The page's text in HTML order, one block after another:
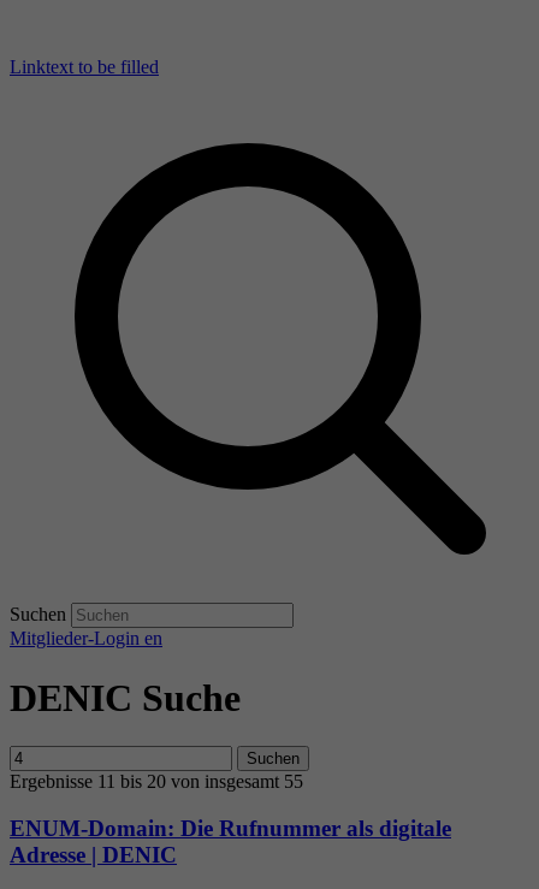
Linktext to be filled
Suchen
Mitglieder-Login en
DENIC Suche
Suchen
Ergebnisse 11 bis 20 von insgesamt 55
ENUM-Domain: Die Rufnummer als digitale
Adresse | DENIC